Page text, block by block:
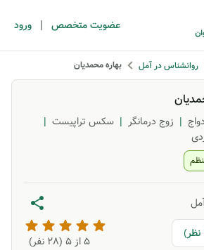
عضویت متخصص | ورود
روانشناس در آمل بهاره محمدیان
| زوج درمانگر | سکس تراپیست |
5از ۵ ( 28 نفر)